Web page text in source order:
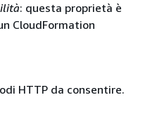
: questa proprietà è
CloudFormation
HTTP da consentire.